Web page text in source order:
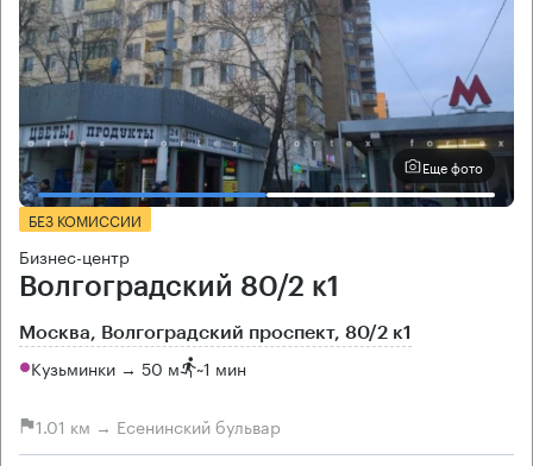
Еще фото
БЕЗ КОМИССИИ
Бизнес-центр
Волгоградский 80/2 к1
Москва, Волгоградский проспект, 80/2 к1
Кузьминки → 50 м ~1 мин
1.01 км → Есенинский бульвар